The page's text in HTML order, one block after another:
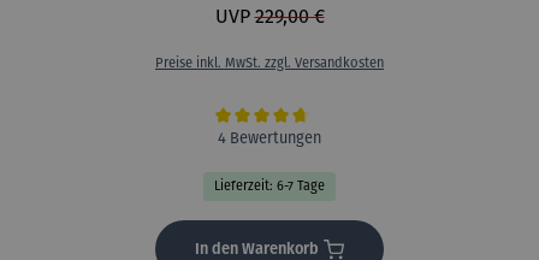
UVP229,00 €
Preise inkl. MwSt. zzgl. Versandkosten
Durchschnittliche Bewertung von 4.7 von 5 Sternen
4 Bewertungen
Lieferzeit: 6-7 Tage
In den Warenkorb